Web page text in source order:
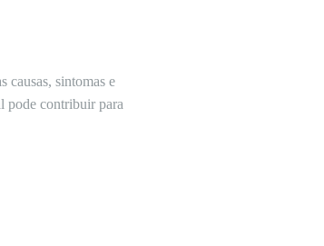
causas, sintomas e
pode contribuir para